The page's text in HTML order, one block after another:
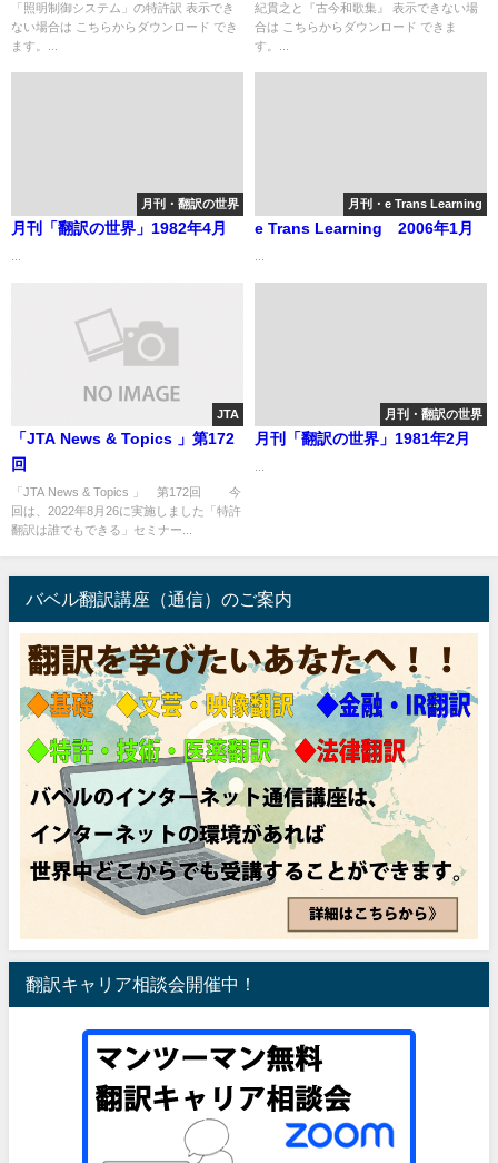
「照明制御システム」の特許訳 表示でき
ない場合は こちらからダウンロード でき
ます。...
紀貫之と『古今和歌集』 表示できない場
合は こちらからダウンロード できま
す。...
月刊・翻訳の世界
月刊「翻訳の世界」1982年4月
月刊・e Trans Learning
e Trans Learning 2006年1月
JTA
「JTA News & Topics 」第172
回
「JTA News & Topics 」 第172回 今
回は、2022年8月26に実施しました「特許
翻訳は誰でもできる」セミナー...
月刊・翻訳の世界
月刊「翻訳の世界」1981年2月
バベル翻訳講座（通信）のご案内
翻訳キャリア相談会開催中！